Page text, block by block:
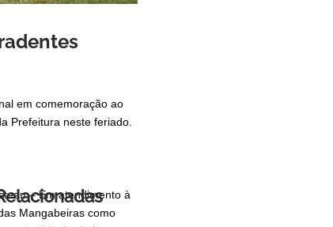
em comemoração ao
Prefeitura neste feriado.
– Em atendimento à
Mangabeiras como